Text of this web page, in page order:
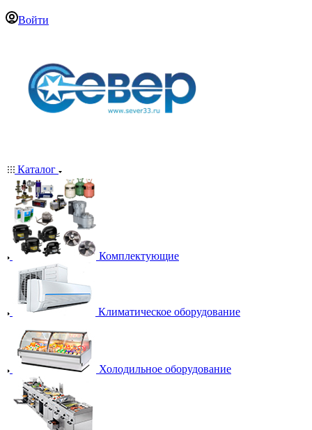
Войти
Каталог
Комплектующие
Климатическое оборудование
Холодильное оборудование